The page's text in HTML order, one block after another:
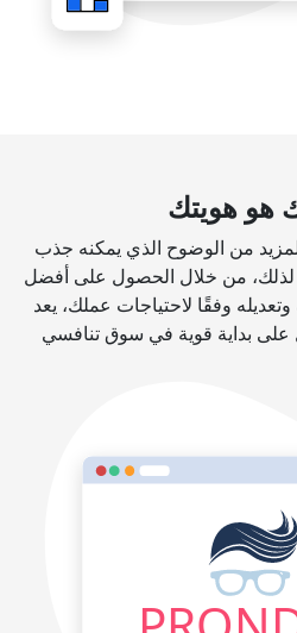
هو هويتك
من الوضوح الذي يمكنه جذب
لذلك، من خلال الحصول على أفضل
وفقًا لاحتياجات عملك، يعد
على بداية قوية في سوق تنافسي